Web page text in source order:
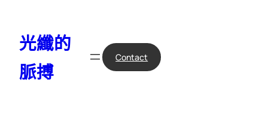
光纖的
脈搏
Contact